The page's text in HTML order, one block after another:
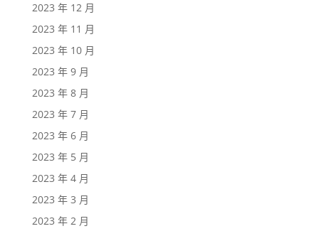
2023 年 12 月
2023 年 11 月
2023 年 10 月
2023 年 9 月
2023 年 8 月
2023 年 7 月
2023 年 6 月
2023 年 5 月
2023 年 4 月
2023 年 3 月
2023 年 2 月